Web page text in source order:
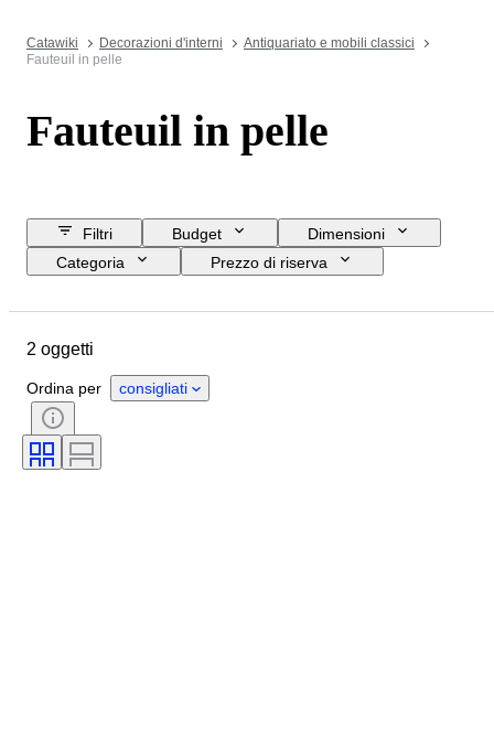
Catawiki Decorazioni d'interni
Antiquariato e mobili classici
Fauteuil in pelle
Fauteuil in pelle
Filtri Budget
Dimensioni
Categoria
Prezzo di riserva
Paese d’origine
Condizioni
Colore
Epoca
2 oggetti
Ordina per consigliati